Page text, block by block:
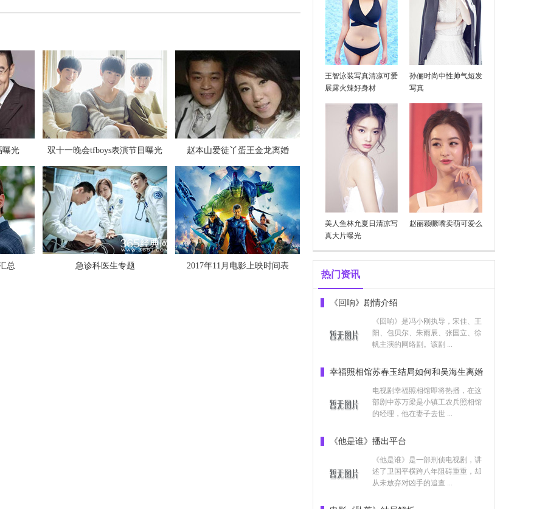
张碧晨对狗仔爆粗口是真是假
极限挑战第三季第九期插曲背景音乐整理
曝光 双十一晚会tfboys表演节目曝光 赵本山爱徒丫蛋王金龙离婚
总 急诊科医生专题 2017年11月电影上映时间表
王智泳装写真清凉可爱
展露火辣好身材
孙俪时尚中性帅气短发
写真
美人鱼林允夏日清凉写
真大片曝光
赵丽颖噘嘴卖萌可爱么
热门资讯
《回响》剧情介绍
《回响》是冯小刚执导，宋佳、王
阳、包贝尔、朱雨辰、张国立、徐
帆主演的网络剧。该剧 ...
幸福照相馆苏春玉结局如何和吴海生离婚
电视剧幸福照相馆即将热播，在这
部剧中苏万梁是小镇工农兵照相馆
的经理，他在妻子去世 ...
《他是谁》播出平台
《他是谁》是一部刑侦电视剧，讲
述了卫国平横跨八年阻碍重重，却
从未放弃对凶手的追查 ...